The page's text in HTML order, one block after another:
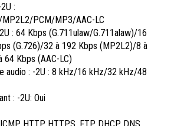
:
MP2L2/PCM/MP3/AAC-LC
: 64 Kbps (G.711ulaw/G.711alaw)/16
(G.726)/32 à 192 Kbps (MP2L2)/8 à
Kbps (AAC-LC)
audio : -2U : 8 kHz/16 kHz/32 kHz/48
: -2U: Oui